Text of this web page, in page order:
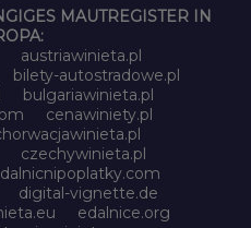
MAUTREGISTER IN
austriawinieta.pl
bilety-autostradowe.pl
bulgariawinieta.pl
cenawiniety.pl
czechywinieta.pl
dalnicnipoplatky.com
digital-vignette.de
edalnice.org